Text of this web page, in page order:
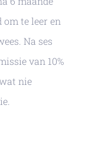
om te leer en
Na ses
van 10%
nie